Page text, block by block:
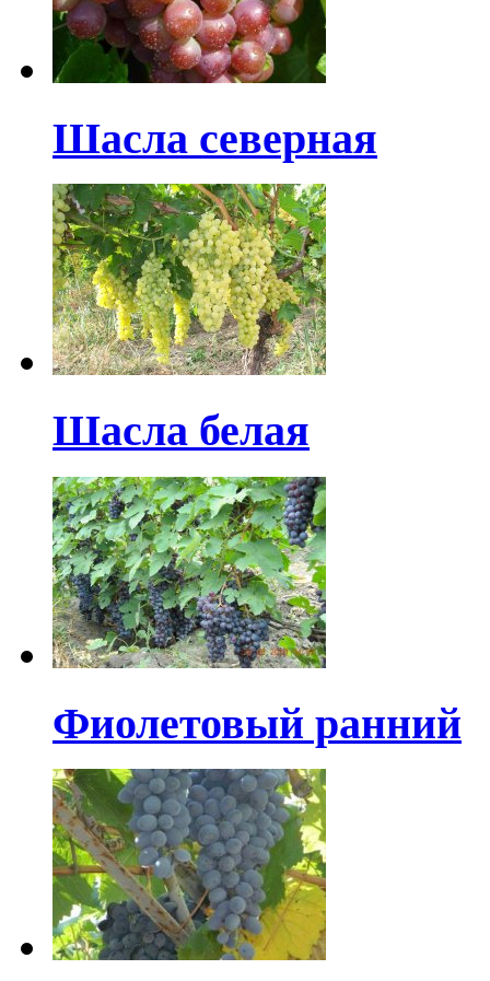
Шасла северная
Шасла белая
Фиолетовый ранний